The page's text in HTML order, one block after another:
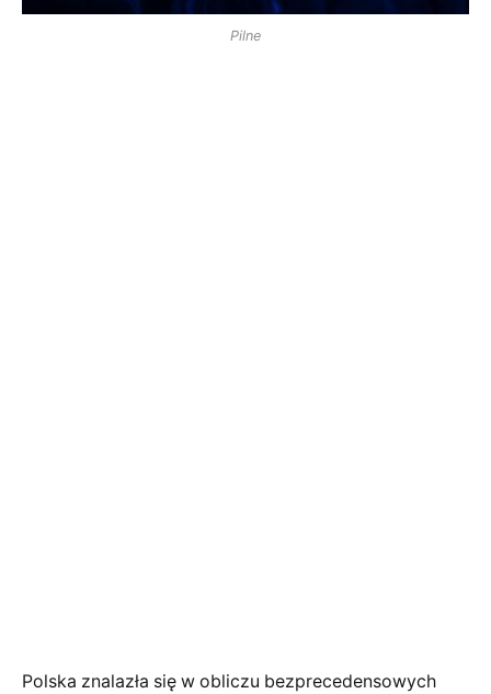
Pilne
Polska znalazła się w obliczu bezprecedensowych